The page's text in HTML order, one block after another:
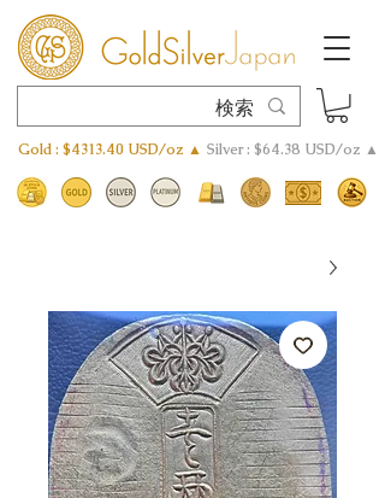
Gold : $4313.40 USD/oz ▲ Silver : $64.38 USD/oz ▲